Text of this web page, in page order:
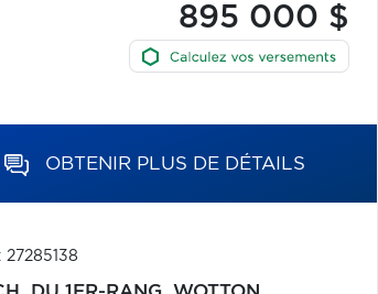
895 000 $
OBTENIR PLUS DE DÉTAILS
27285138